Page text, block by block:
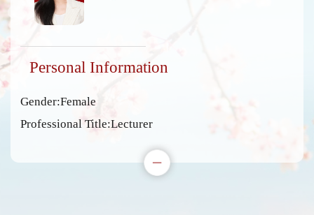
Personal Information
Gender:Female
Professional Title:Lecturer